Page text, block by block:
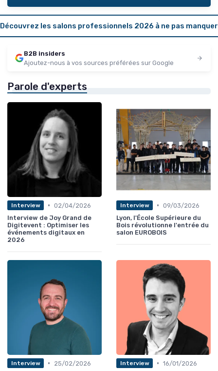
Découvrez les salons professionnels 2026 à ne pas manquer
B2B insiders
Ajoutez-nous à vos sources préférées sur Google
Parole d'experts
Interview • 02/04/2026
Interview de Joy Grand de
Digitevent : Optimiser les
événements digitaux en
2026
Interview • 09/03/2026
Lyon, l'École Supérieure du
Bois révolutionne l'entrée du
salon EUROBOIS
Interview •
25/02/2026
Interview • 16/01/2026